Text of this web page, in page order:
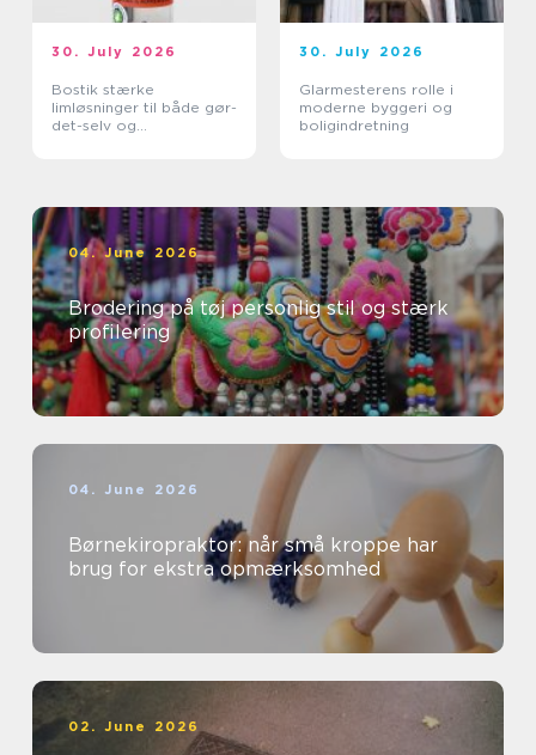
30. July 2026
Bostik stærke
limløsninger til både gør-
det-selv og
30. July 2026
Glarmesterens rolle i
moderne byggeri og
boligindretning
04. June 2026
Brodering på tøj personlig stil og stærk
profilering
04. June 2026
Børnekiropraktor: når små kroppe har
brug for ekstra opmærksomhed
02. June 2026